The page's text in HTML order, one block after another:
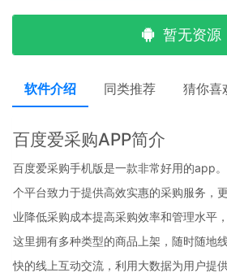
暂无资源
软件介绍 同类推荐 猜你喜
百度爱采购APP简介
百度爱采购手机版是一款非常好用的app
个平台致力于提供高效实惠的采购服务，
业降低采购成本提高采购效率和管理水平
这里拥有多种类型的商品上架，随时随地
快的线上互动交流，利用大数据为用户提